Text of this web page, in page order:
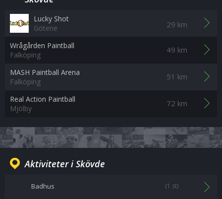
Lucky Shot
Götene
29 km
Wrågården Paintball
Falköping
49 km
MASH Paintball Arena
Falköping
51 km
Real Action Paintball
Mjölby
72 km
Aktiviteter i Skövde
Badhus (1 st)